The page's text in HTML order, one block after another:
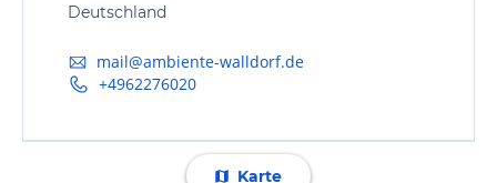
Deutschland
mail@ambiente-walldorf.de
+4962276020
Karte